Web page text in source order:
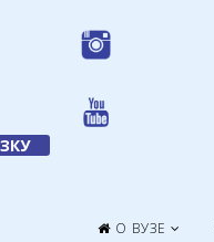
О ВУЗЕ